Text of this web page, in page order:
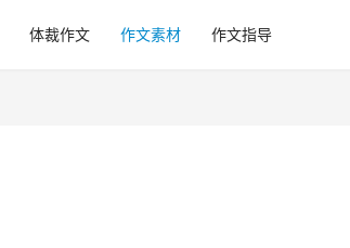
体裁作文 作文素材 作文指导